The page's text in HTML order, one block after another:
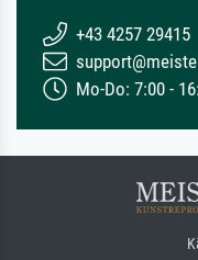
+43 4257 29415
Mo-Do: 7:00 -